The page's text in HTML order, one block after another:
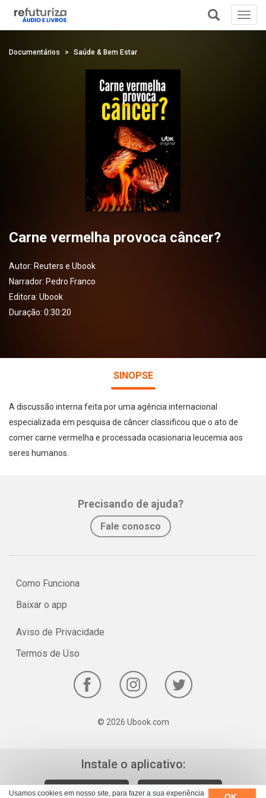
Usamos cookies em nosso site, para fazer a sua experiência
Documentários Saúde & Bem Estar
Carne vermelha provoca câncer?
Autor: Reuters e Ubook
Narrador: Pedro Franco
Editora: Ubook
Duração: 0:30:20
SINOPSE
A discussão interna feita por uma agência internacional
especializada em pesquisa de câncer classificou que o ato de
comer carne vermelha e processada ocasionaria leucemia aos
seres humanos.
Precisando de ajuda?
Fale conosco
Como Funciona
Baixar o app
Aviso de Privacidade
Termos de Uso
© 2026 Ubook.com
Instale o aplicativo: